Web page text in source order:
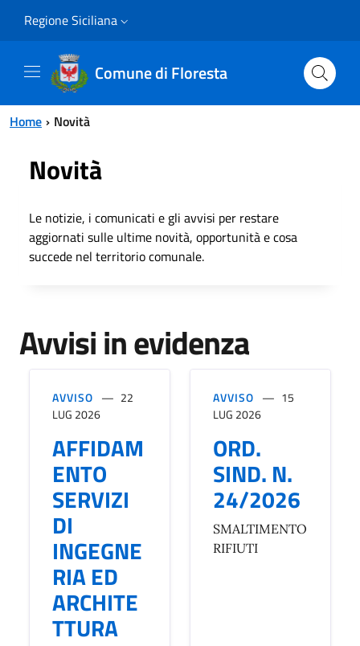
Regione Siciliana
Comune di Floresta
Home Novità
Novità
Le notizie, i comunicati e gli avvisi per restare
aggiornati sulle ultime novità, opportunità e cosa
succede nel territorio comunale.
Avvisi in evidenza
AVVISO
22
LUG 2026
AFFIDAM
ENTO
SERVIZI
DI
INGEGNE
RIA ED
ARCHITE
TTURA
AVVISO
15
LUG 2026
ORD.
SIND. N.
24/2026
SMALTIMENTO
RIFIUTI